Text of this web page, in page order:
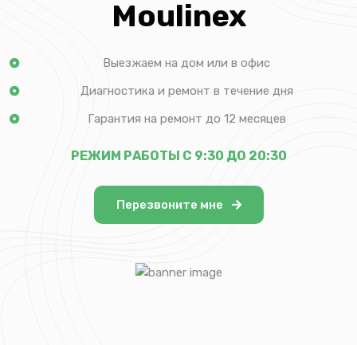
Moulinex
Выезжаем на дом или в офис
Диагностика и ремонт в течение дня
Гарантия на ремонт до 12 месяцев
РЕЖИМ РАБОТЫ С 9:30 ДО 20:30
Перезвоните мне